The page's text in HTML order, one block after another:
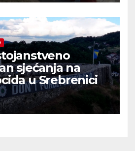
sjećanja na
u Srebrenici